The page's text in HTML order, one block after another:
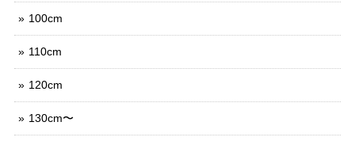
100cm
110cm
120cm
130cm〜